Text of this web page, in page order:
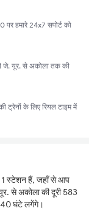
हमारे 24x7 सपोर्ट को
जे. यूर. से अकोला तक की
के लिए रियल टाइम में
स्टेशन हैं, जहाँ से आप
से अकोला की दूरी 583
घंटे लगेंगे।